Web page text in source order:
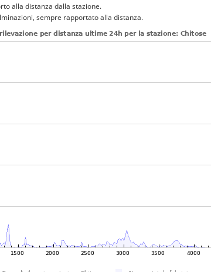
alla distanza dalla stazione.
sempre rapportato alla distanza.